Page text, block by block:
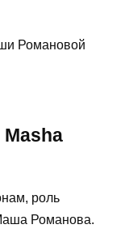
Романовой
роль
Романова.